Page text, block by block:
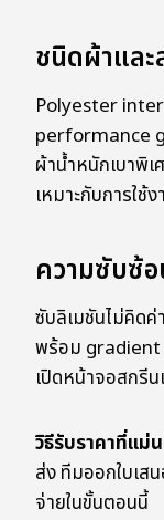
ชนิดผ้าและ
Polyester
performance
ผ้าน้ำหนักเบาพิ
เหมาะกับการใช้
ความซับซ้
ซับลิเมชันไม่คิด
พร้อม gradient
เปิดหน้าจอสกรี
วิธีรับราคาที่แม่
ส่ง ทีมออกใบเส
จ่ายในขั้นตอนนี้